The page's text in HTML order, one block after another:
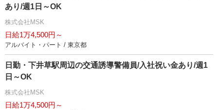
あり/週1日～OK
株式会社MSK
日給1万4,500円～
アルバイト・パート / 東京都
日勤・下井草駅周辺の交通誘導警備員/入社祝い金あり/週1
日～OK
株式会社MSK
日給1万4,500円～